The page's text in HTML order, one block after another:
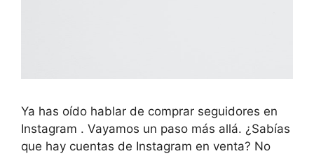
Ya has oído hablar de comprar seguidores en
Instagram . Vayamos un paso más allá. ¿Sabías
que hay cuentas de Instagram en venta? No